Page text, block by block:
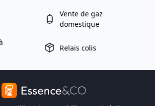
Vente de gaz
domestique
Relais colis